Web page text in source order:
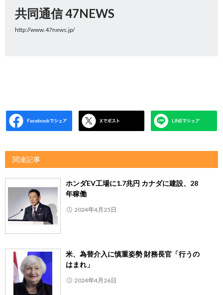
共同通信 47NEWS
http://www.47news.jp/
関連記事
ホンダEV工場に1.7兆円 カナダに建設、28
年稼働
2024年4月25日
米、為替介入に慎重姿勢 財務長官「行うの
はまれ」
2024年4月26日